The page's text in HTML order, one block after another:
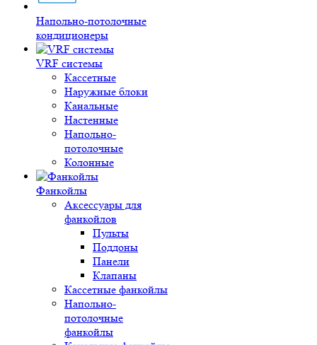
Напольно-потолочные
кондиционеры
VRF системы
Кассетные
Наружные блоки
Канальные
Настенные
Напольно-
потолочные
Колонные
Фанкойлы
Аксессуары для
фанкойлов
Пульты
Поддоны
Панели
Клапаны
Кассетные фанкойлы
Напольно-
потолочные
фанкойлы